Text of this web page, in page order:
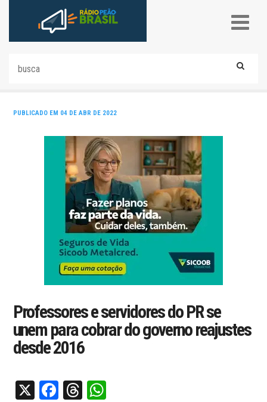
PUBLICADO EM 04 DE ABR DE 2022
Professores e servidores do PR se
unem para cobrar do governo reajustes
desde 2016
X Facebook
Threads